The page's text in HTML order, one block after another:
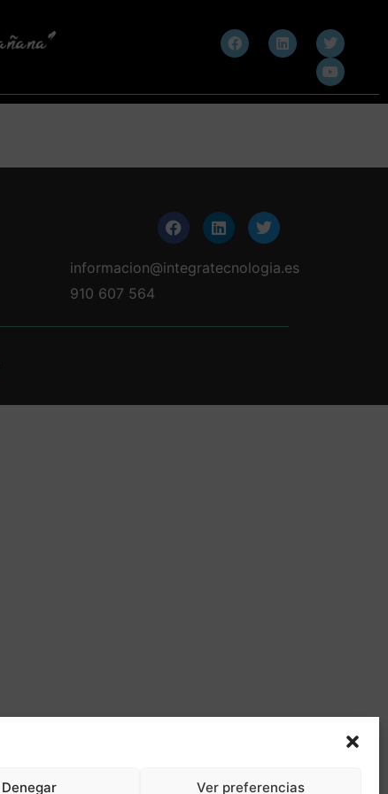
Denegar Ver preferencias
informacion@integratecnologia.es
910 607 564